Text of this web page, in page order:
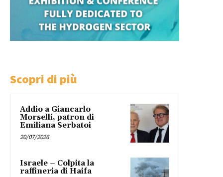
Scopri di più
Addio a Giancarlo
Morselli, patron di
Emiliana Serbatoi
20/07/2026
Israele – Colpita la
raffineria di Haifa